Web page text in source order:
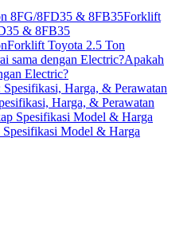
Forklift
& 8FB35
Forklift Toyota 2.5 Ton
Apakah
Electric?
Harga, & Perawatan
Model & Harga